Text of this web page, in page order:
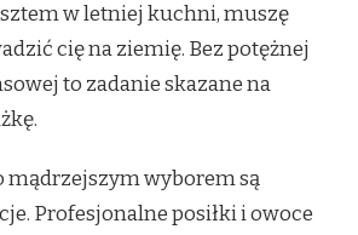
w letniej kuchni, muszę
cię na ziemię. Bez potężnej
to zadanie skazane na
mądrzejszym wyborem są
Profesjonalne posiłki i owoce